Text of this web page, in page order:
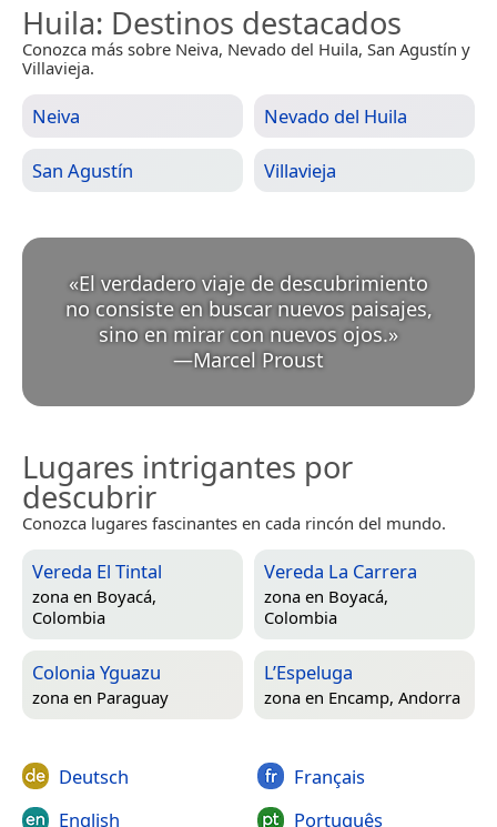
Huila: Destinos destacados
Conozca más sobre Neiva, Nevado del Huila, San Agustín y
Villavieja.
Neiva Nevado del Huila
San Agustín Villavieja
«El verdadero viaje de descubrimiento
no consiste en buscar nuevos paisajes,
sino en mirar con nuevos ojos.
—Marcel Proust
Lugares intrigantes por
descubrir
Conozca lugares fascinantes en cada rincón del mundo.
Vereda El Tintal
zona en Boyacá,
Colombia
Vereda La Carrera
zona en Boyacá,
Colombia
Colonia Yguazu
zona en Paraguay
L’Espeluga
zona en Encamp, Andorra
Deutsch
English
Français
Português